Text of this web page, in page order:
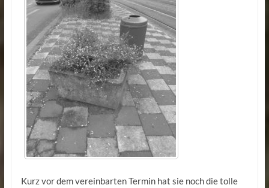
Kurz vor dem vereinbarten Termin hat sie noch die tolle